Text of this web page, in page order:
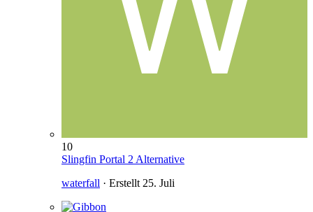
10
Slingfin Portal 2 Alternative
waterfall · Erstellt 25. Juli